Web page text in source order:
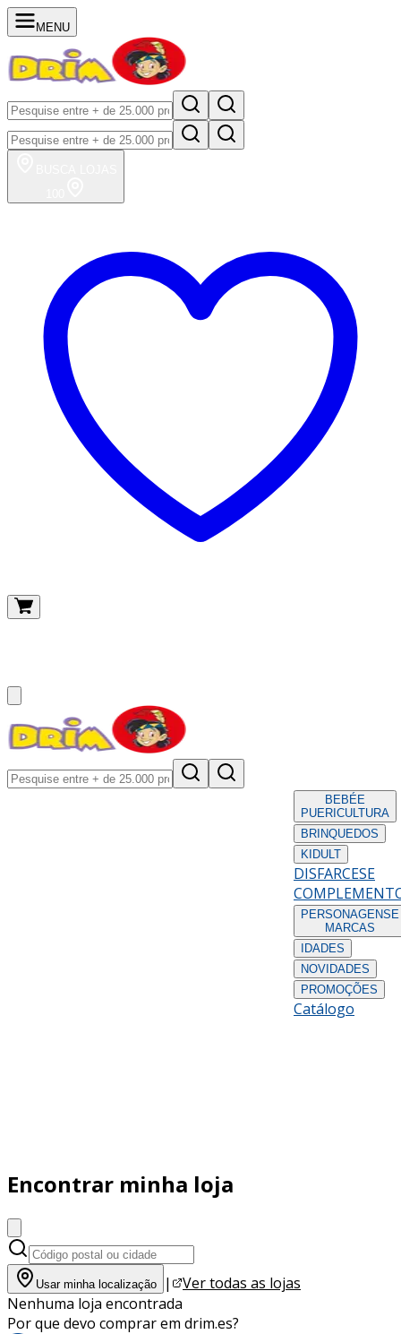
MENU
BEBÉE
PUERICULTURA
BRINQUEDOS
KIDULT
DISFARCESE
PERSONAGENS E
MARCAS
IDADES
NOVIDADES
PROMOÇÕES
Catálogo
Encontrar minha loja
Usar minha localização |
Ver todas as lojas
Nenhuma loja encontrada
Por que devo comprar em drim.es?